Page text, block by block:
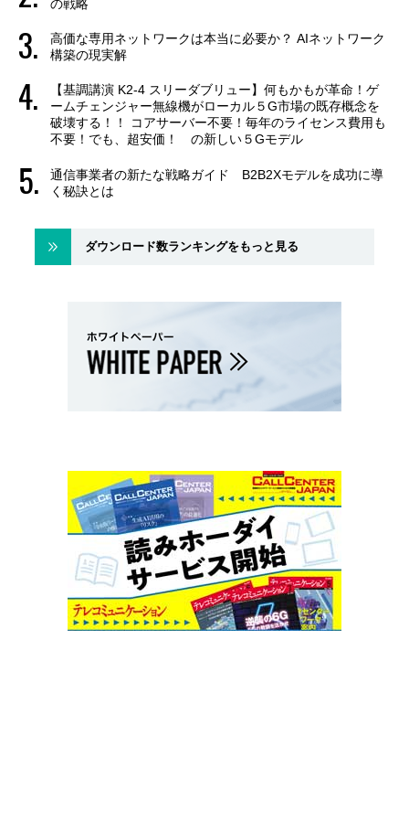
の戦略
高価な専用ネットワークは本当に必要か？ AIネットワーク
構築の現実解
【基調講演 K2-4 スリーダブリュー】何もかもが革命！ゲ
ームチェンジャー無線機がローカル５G市場の既存概念を
破壊する！！ コアサーバー不要！毎年のライセンス費用も
不要！でも、超安価！ の新しい５Gモデル
通信事業者の新たな戦略ガイド B2B2Xモデルを成功に導
く秘訣とは
ダウンロード数ランキングをもっと見る